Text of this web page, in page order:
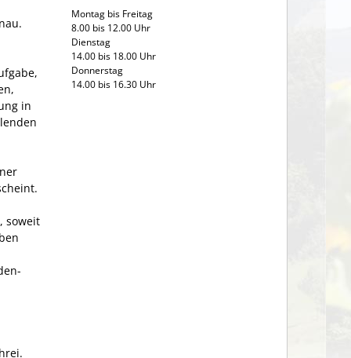
in
soweit
Montag bis Freitag
8.00 bis 12.00 Uhr
Dienstag
14.00 bis 18.00 Uhr
Donnerstag
14.00 bis 16.30 Uhr